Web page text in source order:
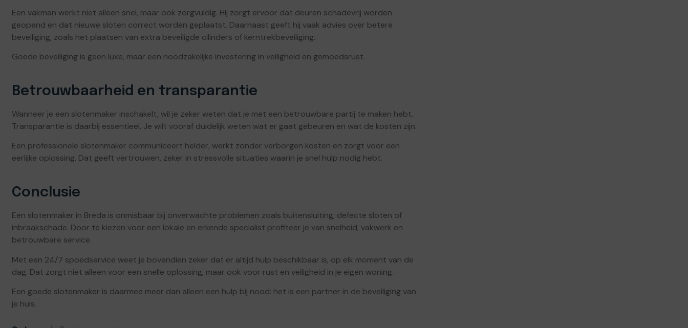
Een vakman werkt niet alleen snel, maar ook zorgvuldig. Hij zorgt ervoor dat deuren schadevrij worden
geopend en dat nieuwe sloten correct worden geplaatst. Daarnaast geeft hij vaak advies over betere
beveiliging, zoals het plaatsen van extra beveiligde cilinders of kerntrekbeveiliging.
Goede beveiliging is geen luxe, maar een noodzakelijke investering in veiligheid en gemoedsrust.
Betrouwbaarheid en transparantie
Wanneer je een slotenmaker inschakelt, wil je zeker weten dat je met een betrouwbare partij te maken hebt.
Transparantie is daarbij essentieel. Je wilt vooraf duidelijk weten wat er gaat gebeuren en wat de kosten zijn.
Een professionele slotenmaker communiceert helder, werkt zonder verborgen kosten en zorgt voor een
eerlijke oplossing. Dat geeft vertrouwen, zeker in stressvolle situaties waarin je snel hulp nodig hebt.
Conclusie
Een slotenmaker in Breda is onmisbaar bij onverwachte problemen zoals buitensluiting, defecte sloten of
inbraakschade. Door te kiezen voor een lokale en erkende specialist profiteer je van snelheid, vakwerk en
betrouwbare service.
Met een 24/7 spoedservice weet je bovendien zeker dat er altijd hulp beschikbaar is, op elk moment van de
dag. Dat zorgt niet alleen voor een snelle oplossing, maar ook voor rust en veiligheid in je eigen woning.
Een goede slotenmaker is daarmee meer dan alleen een hulp bij nood: het is een partner in de beveiliging van
je huis.